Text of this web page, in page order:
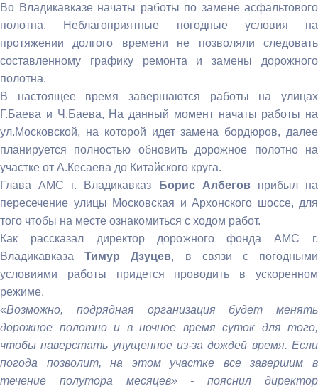
Во Владикавказе начаты работы по замене асфальтового
полотна. Неблагоприятные погодные условия на
протяжении долгого времени не позволяли следовать
составленному графику ремонта и замены дорожного
полотна.
В настоящее время завершаются работы на улицах
Г.Баева и Ч.Баева, На данный момент начаты работы на
ул.Московской, на которой идет замена бордюров, далее
планируется полностью обновить дорожное полотно на
участке от А.Кесаева до Китайского круга.
Глава АМС г. Владикавказ
Борис Албеговприбыл на
пересечение улицы Московская и Архонского шоссе, для
того чтобы на месте ознакомиться с ходом работ.
Как рассказал директор дорожного фонда АМС г.
ВладикавказаТимур Дзуцев, в связи с погодными
условиями работы придется проводить в ускоренном
режиме.
«Возможно, подрядная организация будет менять
дорожное полотно и в ночное время суток для того,
чтобы наверстать упущенное из-за дождей время. Если
погода позволит, на этом участке все завершим в
течение полутора месяцев» - пояснил директор